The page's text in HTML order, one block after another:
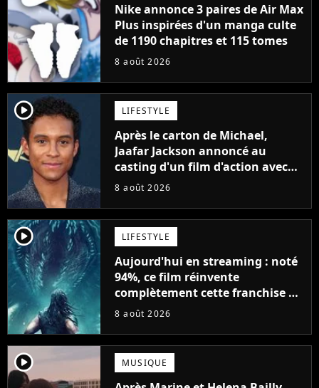
Nike annonce 3 paires de Air Max
Plus inspirées d'un manga culte
de 1190 chapitres et 115 tomes
8 août 2026
player2 LIFESTYLE
Après le carton de Michael,
Jaafar Jackson annoncé au
casting d'un film d'action avec
Will Smith
8 août 2026
player2 LIFESTYLE
Aujourd'hui en streaming : noté
94%, ce film réinvente
complètement cette franchise de
science-fiction vieille de 40 ans
8 août 2026
player2 MUSIQUE